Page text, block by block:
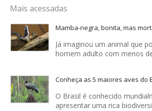
Mais acessadas
Mamba-negra, bonita, mas
Já imaginou um animal que
homem adulto com menos
Conheça as 5 maiores aves do
O Brasil é conhecido
apresentar uma rica